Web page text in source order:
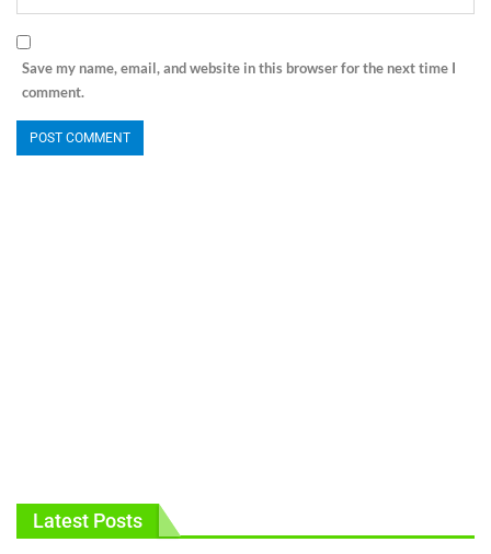
Save my name, email, and website in this browser for the next time I
comment.
Latest Posts